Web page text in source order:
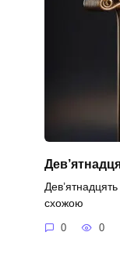
схожою
0 0